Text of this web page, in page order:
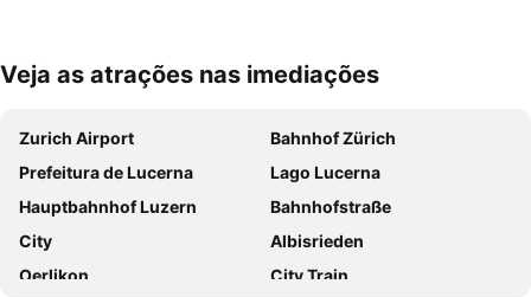
Ampliar mapa
Veja as atrações nas imediações
Zurich Airport
Bahnhof Zürich
Prefeitura de Lucerna
Lago Lucerna
Hauptbahnhof Luzern
Bahnhofstraße
City
Albisrieden
Oerlikon
City Train